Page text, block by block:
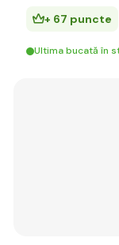
+ 67 puncte
Ultima bucată în